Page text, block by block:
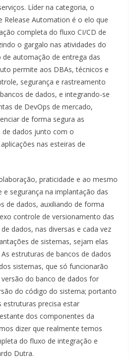
Líder na categoria, o
Release Automation é o elo que
completa do fluxo CI/CD de
o gargalo nas atividades do
automação de entrega das
permite aos DBAs, técnicos e
segurança e rastreamento
de dados, e integrando-se
de DevOps de mercado,
de forma segura as
de dados junto com o
nas esteiras de
praticidade e ao mesmo
segurança na implantação das
de dados, auxiliando de forma
controle de versionamento das
dados, nas diversas e cada vez
de sistemas, sejam elas
estruturas de bancos de dados
sistemas, que só funcionarão
do banco de dados for
do código do sistema; portanto
estruturas precisa estar
dos componentes da
dizer que realmente temos
do fluxo de integração e
Dutra.